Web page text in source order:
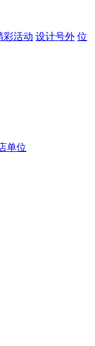
彩活动 设计号外 位
单位